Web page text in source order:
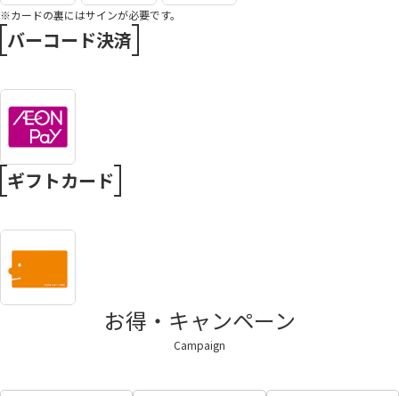
※カードの裏にはサインが必要です。
バーコード決済
ギフトカード
お得・キャンペーン
Campaign